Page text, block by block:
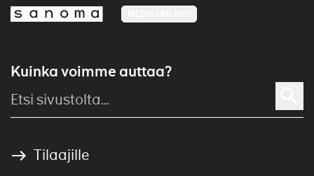
Kuinka voimme auttaa?
Tilaajille